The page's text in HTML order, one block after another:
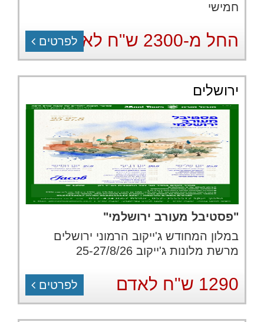
חמישי
החל מ-2300 ש"ח לאדם לפרטים
ירושלים
"פסטיבל מעורב ירושלמי"
במלון המחודש ג'ייקוב הרמוני ירושלים
מרשת מלונות ג'ייקוב 25-27/8/26
1290 ש"ח לאדם לפרטים